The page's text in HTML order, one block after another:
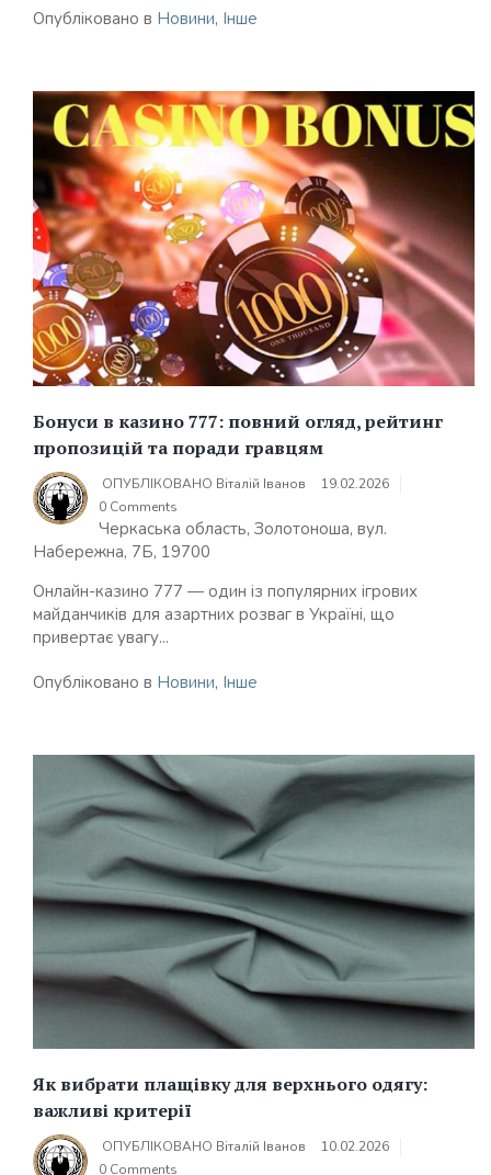
Опубліковано в Новини, Інше
Бонуси в казино 777: повний огляд, рейтинг
пропозицій та поради гравцям
ОПУБЛІКОВАНО Віталій Іванов
19.02.2026
0 Comments
Черкаська область, Золотоноша, вул.
Набережна, 7Б, 19700
Онлайн-казино 777 — один із популярних ігрових
майданчиків для азартних розваг в Україні, що
привертає увагу...
Опубліковано в Новини, Інше
Як вибрати плащівку для верхнього одягу:
важливі критерії
ОПУБЛІКОВАНО Віталій Іванов
10.02.2026
0 Comments